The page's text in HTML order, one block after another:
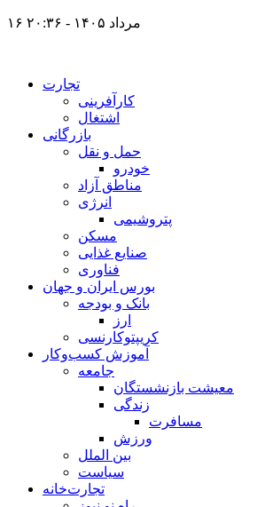
۱۶ مرداد ۱۴۰۵ - ۲۰:۳۶
تجارت
کارآفرینی
اشتغال
بازرگانی
حمل و نقل
خودرو
مناطق آزاد
انرژی
پتروشیمی
مسکن
صنایع غذایی
فناوری
بورس ایران و جهان
بانک و بودجه
ارز
کریپتوکارنسی
آموزش کسب‌وکار
جامعه
معیشت بازنشستگان
زندگی
مسافرت
ورزش
بین الملل
سیاست
تجارت‌خانه